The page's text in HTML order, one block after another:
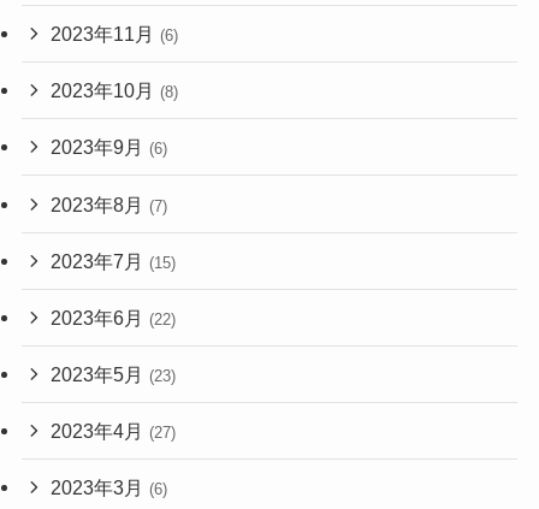
2023年11月 (6)
2023年10月 (8)
2023年9月 (6)
2023年8月 (7)
2023年7月 (15)
2023年6月 (22)
2023年5月 (23)
2023年4月 (27)
2023年3月 (6)